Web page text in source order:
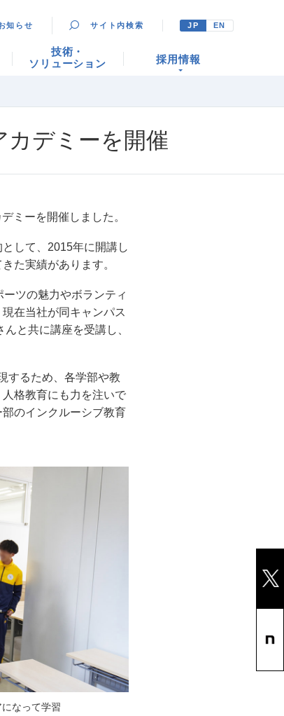
知らせ サイト内検索 JP EN
技術・
ソリューション
採用情報
カデミーを開催
ミーを開催しました。
して、2015年に開講し
た実績があります。
ツの魅力やボランティ
在当社が同キャンパス
と共に講座を受講し、
するため、各学部や教
格教育にも力を注いで
のインクルーシブ教育
なって学習